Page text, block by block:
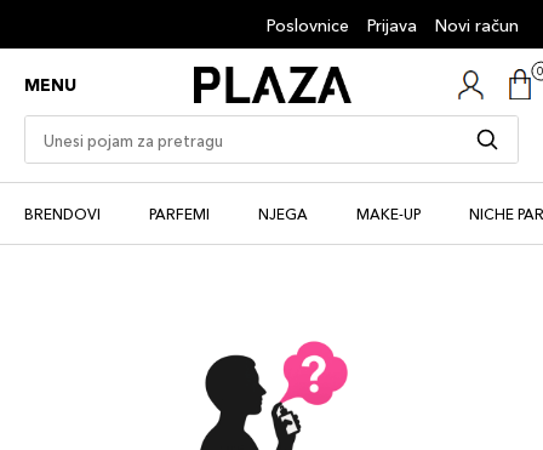
Poslovnice Prijava Novi račun
MENU
BRENDOVI PARFEMI NJEGA MAKE-UP NICHE